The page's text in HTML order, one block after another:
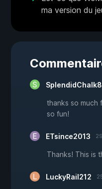
ma version du
thanks so much
so fun!
ETsince2013
Thanks! This is
LuckyRail212